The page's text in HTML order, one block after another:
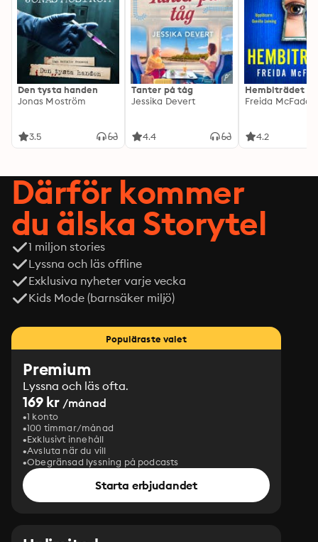
Den tysta handen
Jonas Moström
3.5
Tanter på tåg
Jessika Devert
4.4
Hembiträdet
Freida
4.2
Därför kommer
du älska Storytel
1 miljon stories
Lyssna och läs offline
Exklusiva nyheter varje vecka
Kids Mode (barnsäker miljö)
Populäraste valet
Premium
Lyssna och läs ofta.
169 kr /månad
1 konto
100 timmar/månad
Exklusivt innehåll
Avsluta när du vill
Obegränsad lyssning på podcasts
Starta erbjudandet